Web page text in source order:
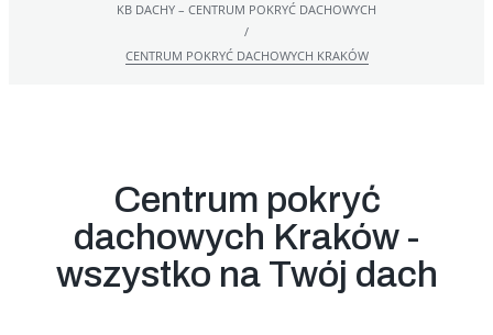
KB DACHY – CENTRUM POKRYĆ DACHOWYCH
/
CENTRUM POKRYĆ DACHOWYCH KRAKÓW
Centrum pokryć
dachowych Kraków -
wszystko na Twój dach